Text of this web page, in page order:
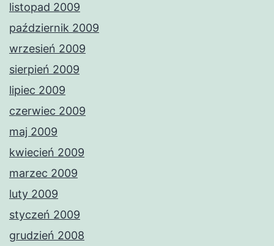
listopad 2009
październik 2009
wrzesień 2009
sierpień 2009
lipiec 2009
czerwiec 2009
maj 2009
kwiecień 2009
marzec 2009
luty 2009
styczeń 2009
grudzień 2008